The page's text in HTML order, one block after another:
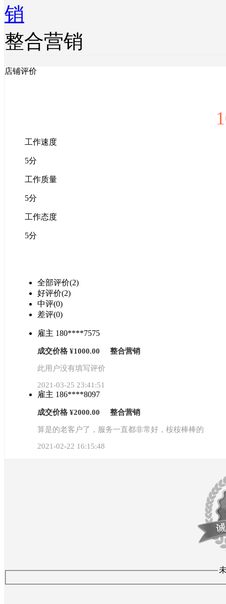
整合营销
店铺评价
工作速度
5分
工作质量
5分
工作态度
5分
全部评价(2)
好评价(2)
中评(0)
差评(0)
雇主 180****7575
成交价格 ¥1000.00 整合营销
此用户没有填写评价
2021-03-25 23:41:51
雇主 186****8097
成交价格 ¥2000.00 整合营销
算是的老客户了，服务一直都非常好，桉桉棒棒的
2021-02-22 16:15:48